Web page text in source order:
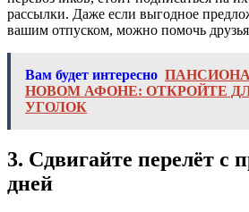
рассылки. Даже если выгодное
вашим отпуском, можно помочь
Вам будет интересно
НОВОМ АФОНЕ: ОТКРОЙТЕ
УГОЛОК
3. Сдвигайте перелёт с
дней